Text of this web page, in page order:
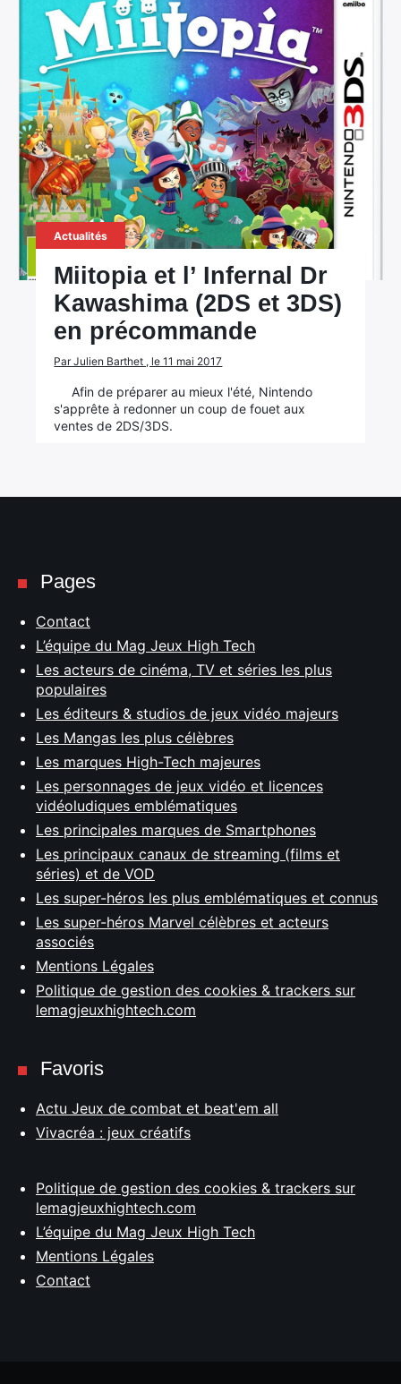
Actualités
Miitopia et l’ Infernal Dr
Kawashima (2DS et 3DS)
en précommande
Par Julien Barthet , le 11 mai 2017
Afin de préparer au mieux l'été, Nintendo
s'apprête à redonner un coup de fouet aux
ventes de 2DS/3DS.
Pages
Contact
L’équipe du Mag Jeux High Tech
Les acteurs de cinéma, TV et séries les plus
populaires
Les éditeurs & studios de jeux vidéo majeurs
Les Mangas les plus célèbres
Les marques High-Tech majeures
Les personnages de jeux vidéo et licences
vidéoludiques emblématiques
Les principales marques de Smartphones
Les principaux canaux de streaming (films et
séries) et de VOD
Les super-héros les plus emblématiques et connus
Les super-héros Marvel célèbres et acteurs
associés
Mentions Légales
Politique de gestion des cookies & trackers sur
lemagjeuxhightech.com
Favoris
Actu Jeux de combat et beat'em all
Vivacréa : jeux créatifs
Politique de gestion des cookies & trackers sur
lemagjeuxhightech.com
L’équipe du Mag Jeux High Tech
Mentions Légales
Contact